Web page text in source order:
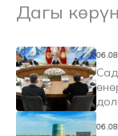
Дагы